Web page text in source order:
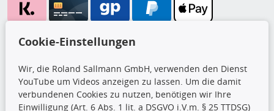
CARAT Gruppe
Cookie-Einstellungen
Wir, die Roland Sallmann GmbH, verwenden den Dienst
YouTube um Videos anzeigen zu lassen. Um die damit
verbundenen Cookies zu nutzen, benötigen wir Ihre
Einwilligung (Art. 6 Abs. 1 lit. a DSGVO i.V.m. § 25 TTDSG)